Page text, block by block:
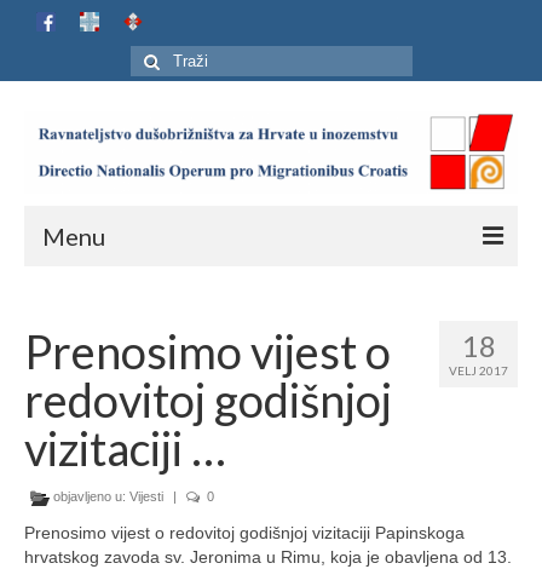
Search
for:
Menu
Ustroj
Adresar
Karta
Jubilej HIP-a
Ljetna škola
18
VELJ 2017
Prenosimo vijest o
redovitoj godišnjoj
vizitaciji …
objavljeno u: Vijesti | 0
Prenosimo vijest o redovitoj godišnjoj vizitaciji Papinskoga
hrvatskog zavoda sv. Jeronima u Rimu, koja je obavljena od 13.